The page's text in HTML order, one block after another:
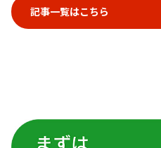
記事一覧はこちら